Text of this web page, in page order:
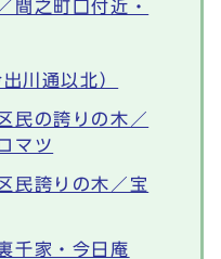
間之町口付近・
川通以北）
民の誇りの木／
マツ
民誇りの木／宝
千家・今日庵